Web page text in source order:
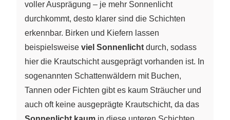
voller Ausprägung – je mehr Sonnenlicht
durchkommt, desto klarer sind die Schichten
erkennbar. Birken und Kiefern lassen
beispielsweise viel Sonnenlicht durch, sodass
hier die Krautschicht ausgeprägt vorhanden ist. In
sogenannten Schattenwäldern mit Buchen,
Tannen oder Fichten gibt es kaum Sträucher und
auch oft keine ausgeprägte Krautschicht, da das